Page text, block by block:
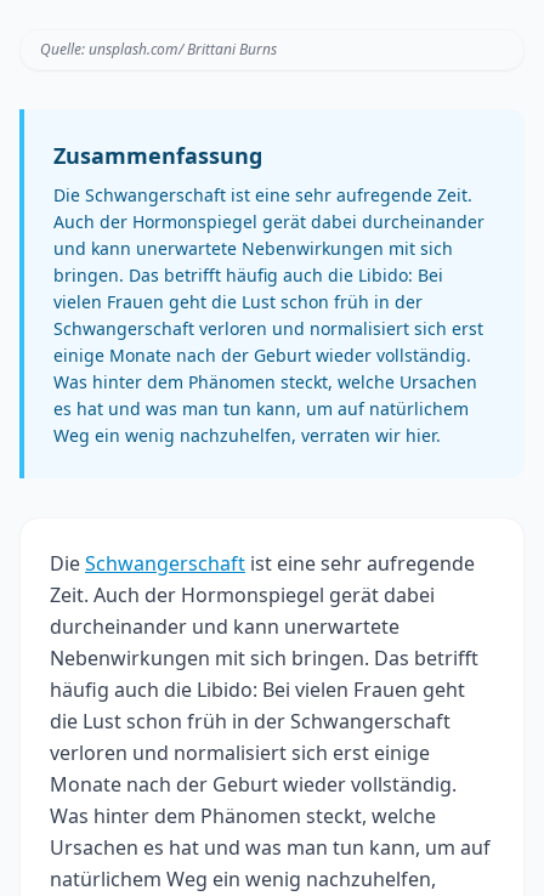
Quelle: unsplash.com/ Brittani Burns
Zusammenfassung
Die Schwangerschaft ist eine sehr aufregende Zeit.
Auch der Hormonspiegel gerät dabei durcheinander
und kann unerwartete Nebenwirkungen mit sich
bringen. Das betrifft häufig auch die Libido: Bei
vielen Frauen geht die Lust schon früh in der
Schwangerschaft verloren und normalisiert sich erst
einige Monate nach der Geburt wieder vollständig.
Was hinter dem Phänomen steckt, welche Ursachen
es hat und was man tun kann, um auf natürlichem
Weg ein wenig nachzuhelfen, verraten wir hier.
DieSchwangerschaft ist eine sehr aufregende
Zeit. Auch der Hormonspiegel gerät dabei
durcheinander und kann unerwartete
Nebenwirkungen mit sich bringen. Das betrifft
häufig auch die Libido: Bei vielen Frauen geht
die Lust schon früh in der Schwangerschaft
verloren und normalisiert sich erst einige
Monate nach der Geburt wieder vollständig.
Was hinter dem Phänomen steckt, welche
Ursachen es hat und was man tun kann, um auf
natürlichem Weg ein wenig nachzuhelfen,